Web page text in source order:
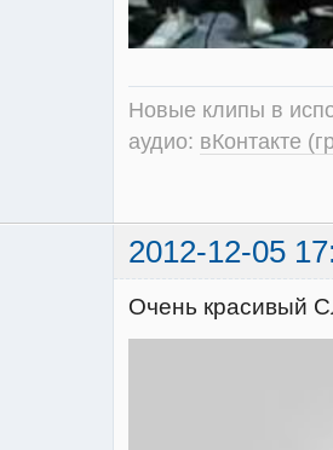
Новые клипы в
аудио: вКонтакте
2012-12-05
Очень красивый